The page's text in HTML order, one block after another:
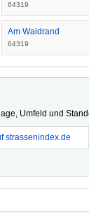
64319
Am Waldrand
64319
Umfeld und
strassenindex.de